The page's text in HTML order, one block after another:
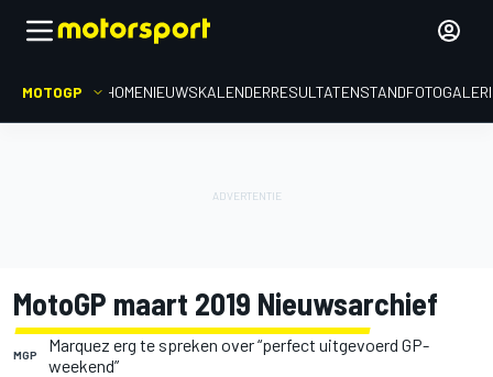
MOTOGP HOMENIEUWSKALENDERRESULTATENSTAND
MotoGP maart 2019 Nieuwsarchief
MGP
Marquez erg te spreken over “perfect uitgevoerd GP-
weekend”